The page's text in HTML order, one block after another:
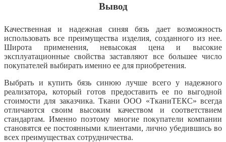
Вывод
Качественная и надежная синяя бязь дает возможность
использовать все преимущества изделия, созданного из нее.
Широта применения, невысокая цена и высокие
эксплуатационные свойства заставляют все большее число
покупателей выбирать именно ее для приобретения.
Выбрать и купить бязь синюю лучше всего у надежного
реализатора, который готов предоставить ее по выгодной
стоимости для заказчика. Ткани ООО «ТканиТЕКС» всегда
отличаются своим высоким качеством и соответствием
стандартам. Именно поэтому многие покупатели компании
становятся ее постоянными клиентами, лично убедившись во
всех преимуществах сотрудничества.